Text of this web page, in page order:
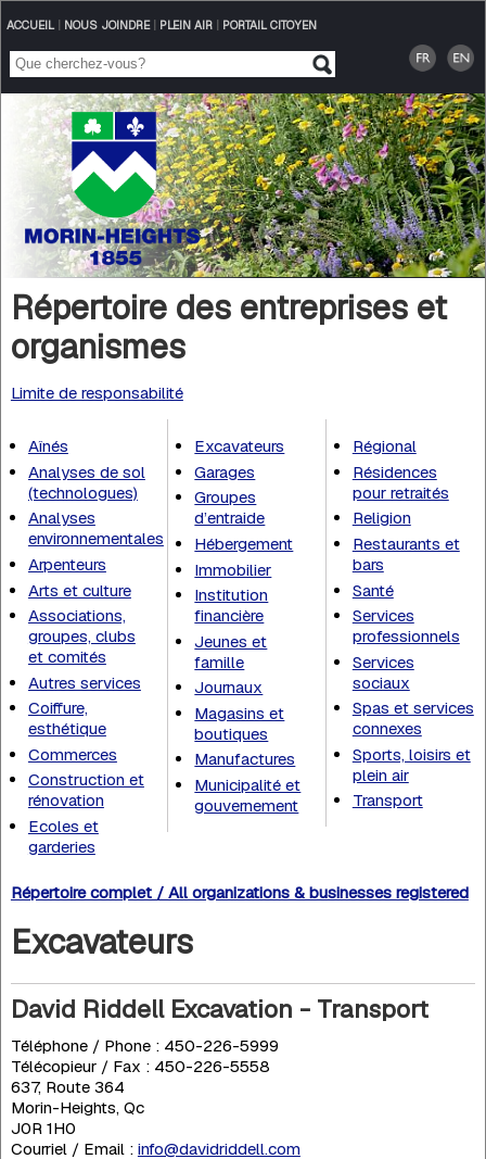
ACCUEIL| NOUS JOINDRE| PLEIN AIR| PORTAIL CITOYEN
Répertoire des entreprises et
organismes
Limite de responsabilité
Aînés
Analyses de sol
(technologues)
Analyses
environnementales
Arpenteurs
Arts et culture
Associations,
groupes, clubs
et comités
Autres services
Coiffure,
esthétique
Commerces
Construction et
rénovation
Ecoles et
garderies
Excavateurs
Garages
Groupes
d’entraide
Hébergement
Immobilier
Institution
financière
Jeunes et
famille
Journaux
Magasins et
boutiques
Manufactures
Municipalité et
gouvernement
Régional
Résidences
pour retraités
Religion
Restaurants et
bars
Santé
Services
professionnels
Services
sociaux
Spas et services
connexes
Sports, loisirs et
plein air
Transport
Répertoire complet / All organizations & businesses registered
Excavateurs
David Riddell Excavation - Transport
Téléphone / Phone : 450-226-5999
Télécopieur / Fax : 450-226-5558
637, Route 364
Morin-Heights, Qc
J0R 1H0
Courriel / Email : info@davidriddell.com